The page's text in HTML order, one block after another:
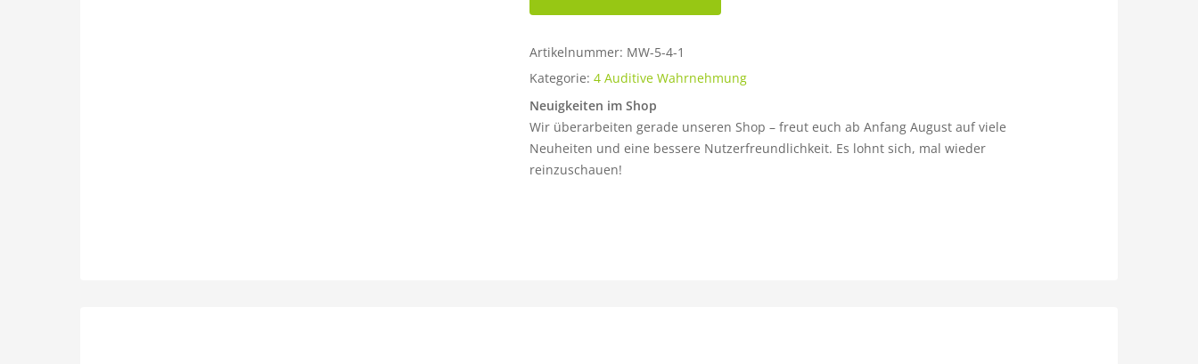
Artikelnummer: MW-5-4-1
Kategorie: 4 Auditive Wahrnehmung
Neuigkeiten im Shop
Wir überarbeiten gerade unseren Shop – freut euch ab Anfang August auf viele
Neuheiten und eine bessere Nutzerfreundlichkeit. Es lohnt sich, mal wieder
reinzuschauen!